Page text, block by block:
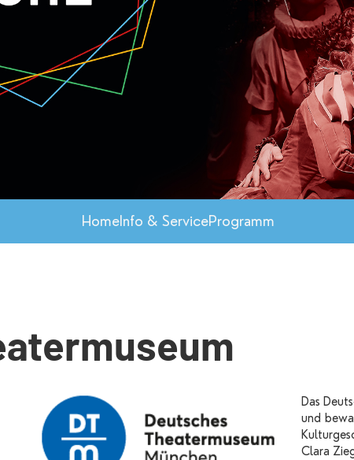
HomeInfo & ServiceProgramm
Das
und
Clara